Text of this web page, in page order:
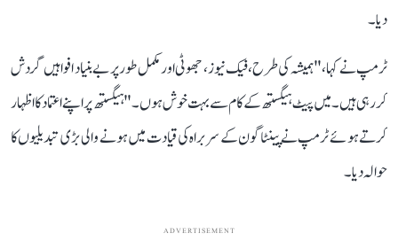
دیا۔
ٹرمپ نے کہا، "ہمیشہ کی طرح، فیک نیوز ، جھوٹی اور مکمل طور پر بے بنیاد افواہیں گردش
کر رہی ہیں۔ میں پیٹ ہیگستھ کے کام سے بہت خوش ہوں۔" ہیگستھ پر اپنے اعتماد کا اظہار
کرتے ہوئے ٹرمپ نے پینٹاگون کے سربراہ کی قیادت میں ہونے والی بڑی تبدیلیوں کا
حوالہ دیا۔
ADVERTISEMENT